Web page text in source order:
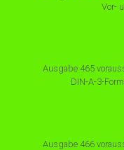
Vor-
Ausgabe 465
DIN-A-3-
Ausgabe 466